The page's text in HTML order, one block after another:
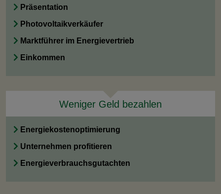
Präsentation
Photovoltaikverkäufer
Marktführer im Energievertrieb
Einkommen
Weniger Geld bezahlen
Energiekostenoptimierung
Unternehmen profitieren
Energieverbrauchsgutachten